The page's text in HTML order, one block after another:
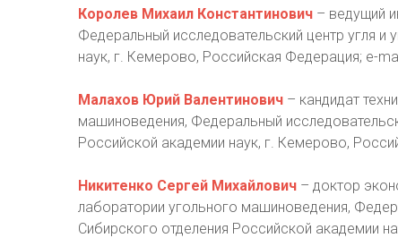
Королев Михаил Константинович – ведущий
Федеральный исследовательский центр угля и
наук, г. Кемерово, Российская Федерация; е-
Малахов Юрий Валентинович – кандидат
машиноведения, Федеральный
Российской академии наук, г. Кемерово,
Никитенко Сергей Михайлович – доктор
лаборатории угольного машиноведения,
Сибирского отделения Российской академии